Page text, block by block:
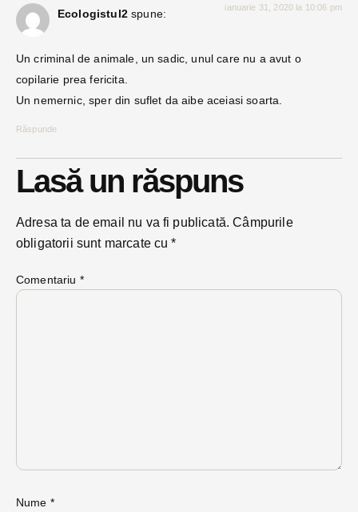
Ecologistul2 spune: ianuarie 31, 2020 la 10:06 pm
Un criminal de animale, un sadic, unul care nu a avut o
copilarie prea fericita.
Un nemernic, sper din suflet da aibe aceiasi soarta.
Răspunde
Lasă un răspuns
Adresa ta de email nu va fi publicată. Câmpurile
obligatorii sunt marcate cu*
Comentariu *
Nume *